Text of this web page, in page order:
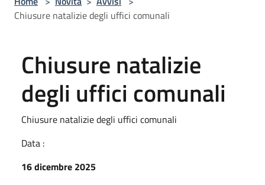
Chiusure natalizie degli uffici comunali
Chiusure natalizie
degli uffici comunali
Chiusure natalizie degli uffici comunali
Data :
16 dicembre 2025